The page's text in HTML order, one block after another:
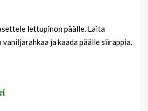
lettupinon päälle. Laita
vaniljarahkaa ja kaada päälle siirappia.